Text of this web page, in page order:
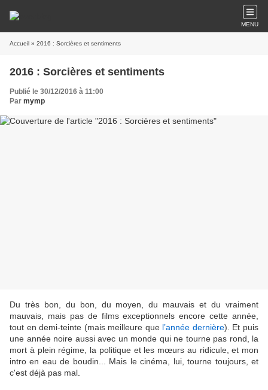
MENU
Accueil » 2016 : Sorcières et sentiments
2016 : Sorcières et sentiments
Publié le 30/12/2016 à 11:00
Par mymp
Du très bon, du bon, du moyen, du mauvais et du vraiment
mauvais, mais pas de films exceptionnels encore cette année,
tout en demi-teinte (mais meilleure que l’année dernière). Et puis
une année noire aussi avec un monde qui ne tourne pas rond, la
mort à plein régime, la politique et les mœurs au ridicule, et mon
intro en eau de boudin... Mais le cinéma, lui, tourne toujours, et
c'est déjà pas mal